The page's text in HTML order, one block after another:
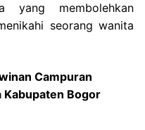
yang membolehkan
seorang wanita
Campuran
Kabupaten Bogor